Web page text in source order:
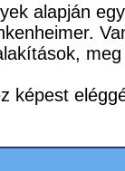
alapján
képest